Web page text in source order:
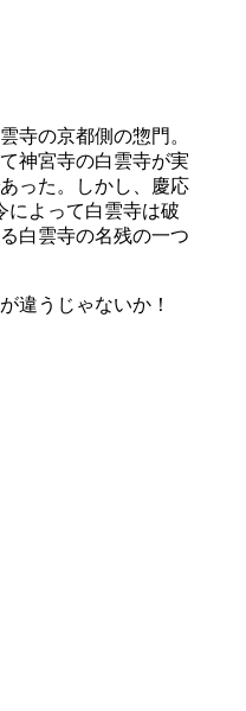
寺の京都側の惣門。
神宮寺の白雲寺が実
った。しかし、慶応
によって白雲寺は破
白雲寺の名残の一つ
違うじゃないか！